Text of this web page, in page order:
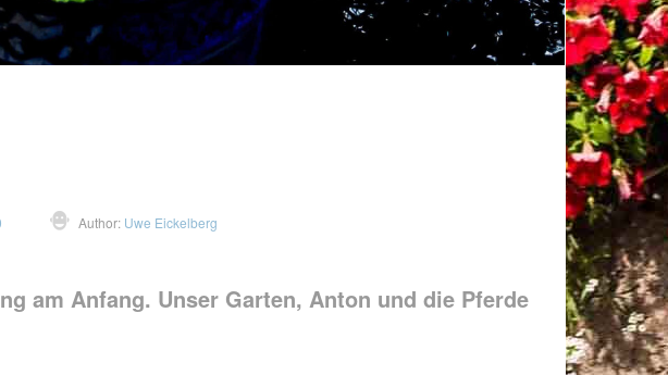
Author: Uwe Eickelberg
am Anfang. Unser Garten, Anton und die Pferde